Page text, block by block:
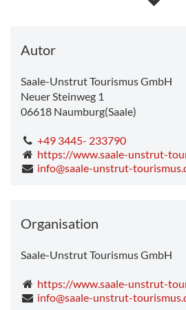
Autor
Saale-Unstrut Tourismus GmbH
Neuer Steinweg 1
06618 Naumburg(Saale)
+49 3445- 233790
https://www.saale-unstrut-
info@saale-unstrut-
Organisation
Saale-Unstrut Tourismus GmbH
https://www.saale-unstrut-
info@saale-unstrut-